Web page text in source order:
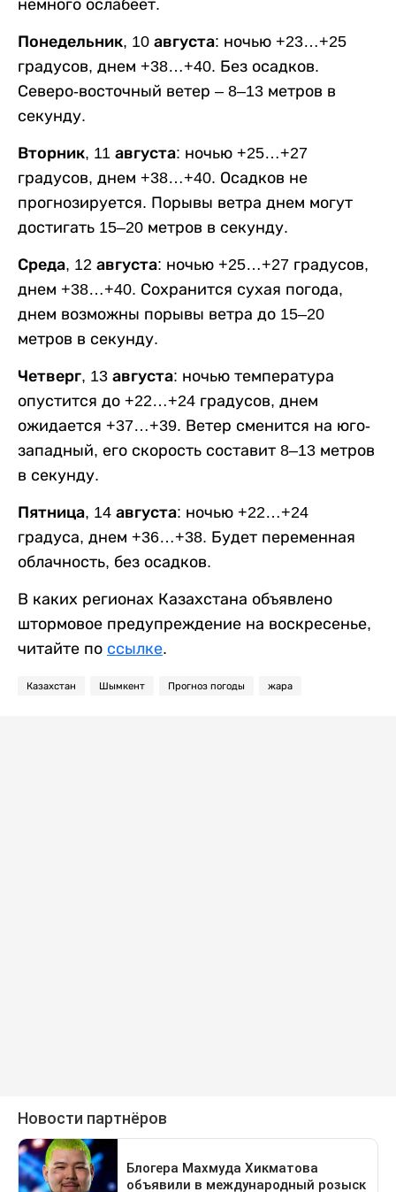
немного ослабеет.
Понедельник, 10 августа: ночью +23…+25
градусов, днем +38…+40. Без осадков.
Северо-восточный ветер – 8–13 метров в
секунду.
Вторник, 11 августа: ночью +25…+27
градусов, днем +38…+40. Осадков не
прогнозируется. Порывы ветра днем могут
достигать 15–20 метров в секунду.
Среда, 12 августа: ночью +25…+27 градусов,
днем +38…+40. Сохранится сухая погода,
днем возможны порывы ветра до 15–20
метров в секунду.
Четверг, 13 августа: ночью температура
опустится до +22…+24 градусов, днем
ожидается +37…+39. Ветер сменится на юго-
западный, его скорость составит 8–13 метров
в секунду.
Пятница, 14 августа: ночью +22…+24
градуса, днем +36…+38. Будет переменная
облачность, без осадков.
В каких регионах Казахстана объявлено
штормовое предупреждение на воскресенье,
читайте по ссылке.
Казахстан Шымкент Прогноз погоды жара